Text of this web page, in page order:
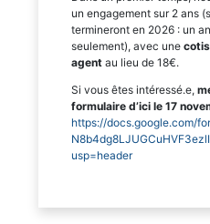
un engagement sur 2 ans
termineront en 2026 : un
seulement), avec une
agent au lieu de 18€.
Si vous êtes intéressé.e,
formulaire d’ici le 17
https://docs.google.com/
usp=header